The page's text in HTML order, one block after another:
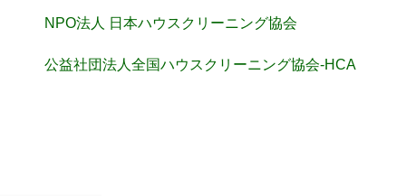
NPO法人 日本ハウスクリーニング協会
公益社団法人全国ハウスクリーニング協会-HCA